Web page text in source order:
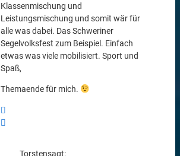
Klassenmischung und
Leistungsmischung und somit wär für
alle was dabei. Das Schweriner
Segelvolksfest zum Beispiel. Einfach
etwas was viele mobilisiert. Sport und
Spaß,
Themaende für mich.
Torstensagt: